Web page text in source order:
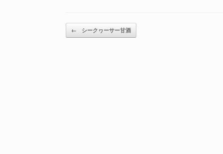
投稿ナビゲーション
← シークヮーサー甘酒